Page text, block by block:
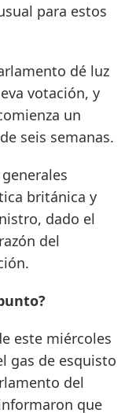
para estos
dé luz
votación, y
un
seis semanas.
británica y
dado el
del
este miércoles
gas de esquisto
del
que